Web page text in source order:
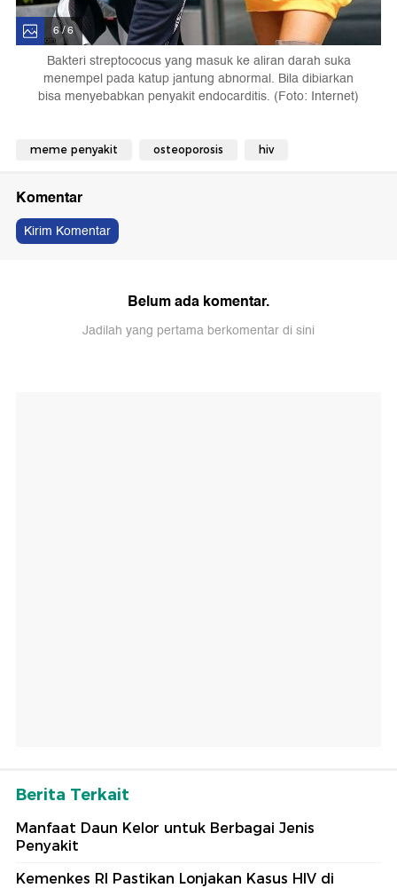
6 / 6
Bakteri streptococus yang masuk ke aliran darah suka
menempel pada katup jantung abnormal. Bila dibiarkan
bisa menyebabkan penyakit endocarditis. (Foto: Internet)
meme penyakit osteoporosis hiv
Komentar
Kirim Komentar
Belum ada komentar.
Jadilah yang pertama berkomentar di sini
Berita Terkait
Manfaat Daun Kelor untuk Berbagai Jenis
Penyakit
Kemenkes RI Pastikan Lonjakan Kasus HIV di